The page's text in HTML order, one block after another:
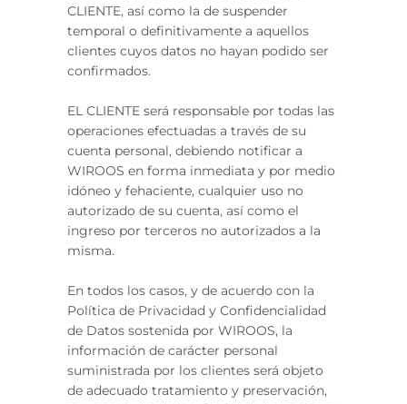
CLIENTE, así como la de suspender
temporal o definitivamente a aquellos
clientes cuyos datos no hayan podido ser
confirmados.
EL CLIENTE será responsable por todas las
operaciones efectuadas a través de su
cuenta personal, debiendo notificar a
WIROOS en forma inmediata y por medio
idóneo y fehaciente, cualquier uso no
autorizado de su cuenta, así como el
ingreso por terceros no autorizados a la
misma.
En todos los casos, y de acuerdo con la
Política de Privacidad y Confidencialidad
de Datos sostenida por WIROOS, la
información de carácter personal
suministrada por los clientes será objeto
de adecuado tratamiento y preservación,